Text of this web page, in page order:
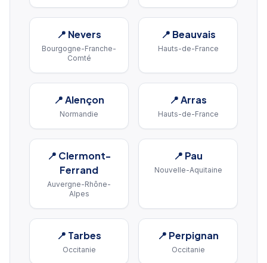
📍 Nevers
Bourgogne-Franche-
Comté
📍 Beauvais
Hauts-de-France
📍Alençon
Normandie
📍Arras
Hauts-de-France
📍 Clermont-
Ferrand
Auvergne-Rhône-
Alpes
📍 Pau
Nouvelle-Aquitaine
📍 Tarbes
Occitanie
📍 Perpignan
Occitanie